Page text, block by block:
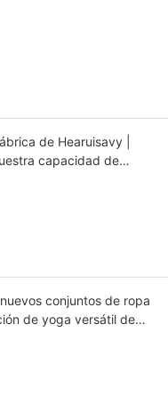
de Hearuisavy |
capacidad de
conjuntos de ropa
de yoga versátil de